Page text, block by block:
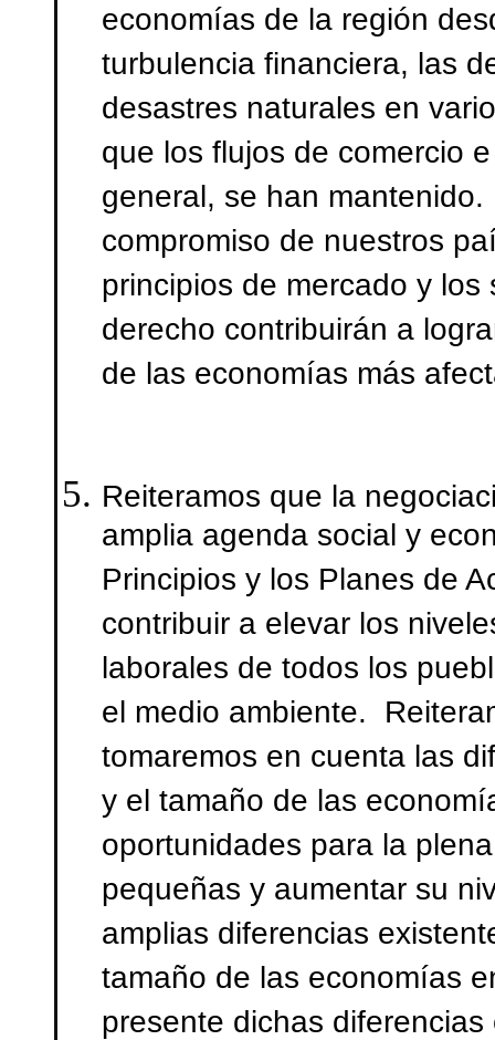
economías de la región
turbulencia financiera, las
desastres naturales en
que los flujos de comercio
general, se han
compromiso de nuestros
principios de mercado y
derecho contribuirán a
de las economías más
Reiteramos que la
amplia agenda social y
Principios y los Planes de
contribuir a elevar los
laborales de todos los
el medio ambiente.
tomaremos en cuenta las
y el tamaño de las
oportunidades para la
pequeñas y aumentar su
amplias diferencias
tamaño de las economías
presente dichas